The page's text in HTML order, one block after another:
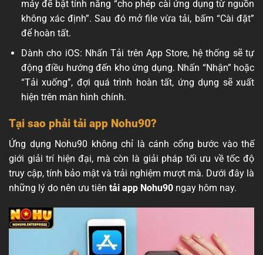
máy để bật tính năng “cho phép cài ứng dụng từ nguồn
không xác định”. Sau đó mở file vừa tải, bấm “Cài đặt”
để hoàn tất.
Dành cho iOS: Nhấn Tải trên App Store, hệ thống sẽ tự
động điều hướng đến kho ứng dụng. Nhấn “Nhận” hoặc
“Tải xuống”, đợi quá trình hoàn tất, ứng dụng sẽ xuất
hiện trên màn hình chính.
Tại sao phải tải app Nohu90?
Ứng dụng Nohu90 không chỉ là cánh cổng bước vào thế
giới giải trí hiện đại, mà còn là giải pháp tối ưu về tốc độ
truy cập, tính bảo mật và trải nghiệm mượt mà. Dưới đây là
những lý do nên ưu tiên tải app Nohu90 ngay hôm nay.